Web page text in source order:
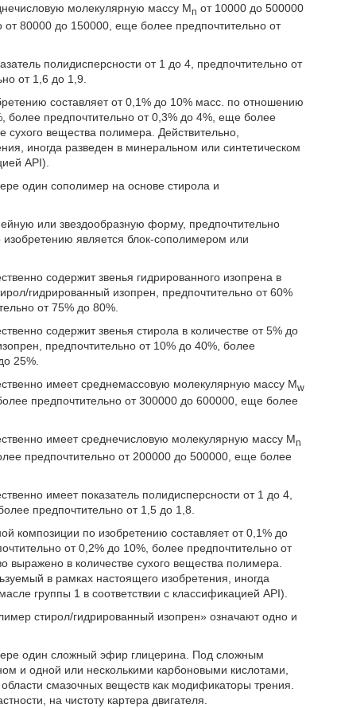
молекулярную массу Mn от 10000 до 500000
от 80000 до 150000, еще более предпочтительно от
полидисперсности от 1 до 4, предпочтительно от
от 1,6 до 1,9.
составляет от 0,1% до 10% масс. по отношению
более предпочтительно от 0,3% до 4%, еще более
сухого вещества полимера. Действительно,
иногда разведен в минеральном или синтетическом
API).
один сополимер на основе стирола и
или звездообразную форму, предпочтительно
является блок-сополимером или
содержит звенья гидрированного изопрена в
гидрированный изопрен, предпочтительно от 60%
от 75% до 80%.
содержит звенья стирола в количестве от 5% до
предпочтительно от 10% до 40%, более
25%.
имеет среднемассовую молекулярную массу Mw
предпочтительно от 300000 до 600000, еще более
имеет среднечисловую молекулярную массу Mn
предпочтительно от 200000 до 500000, еще более
имеет показатель полидисперсности от 1 до 4,
предпочтительно от 1,5 до 1,8.
композиции по изобретению составляет от 0,1% до
от 0,2% до 10%, более предпочтительно от
в количестве сухого вещества полимера.
в рамках настоящего изобретения, иногда
группы 1 в соответствии с классификацией API).
стирол/гидрированный изопрен» означают одно и
один сложный эфир глицерина. Под сложным
и одной или несколькими карбоновыми кислотами,
смазочных веществ как модификаторы трения.
на чистоту картера двигателя.